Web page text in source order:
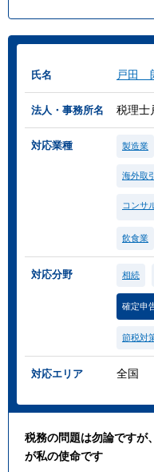
氏名 戸田
法人・事務所名 税理士
対応業種 製造業
海外取
コンサ
飲食業
対応分野 相続
確定申
節税対
対応エリア 全国
税務の問題は勿論ですが
が私の使命です